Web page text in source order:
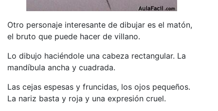
Otro personaje interesante de dibujar es el matón,
el bruto que puede hacer de villano.
Lo dibujo haciéndole una cabeza rectangular. La
mandíbula ancha y cuadrada.
Las cejas espesas y fruncidas, los ojos pequeños.
La nariz basta y roja y una expresión cruel.